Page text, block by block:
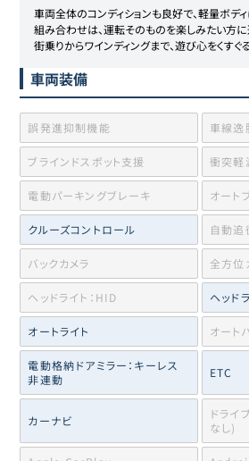
車両全体のコンディションも良好で、軽量ボデ
組み合わせは、運転そのものを楽しみたい方に
街乗りからワインディングまで、遊び心をくすぐ
車両装備
誤発進抑制機能 車線逸
ブラインドスポット支援 衝突軽
電動パーキングブレーキ オート
クルーズコントロール 自動追
バックカメラ 全方位
ヘッドライト：HID ヘッド
オートライト オート
電動格納ドアミラー：キーレス
非連動
ETC
カーナビ
ドライ
なし)